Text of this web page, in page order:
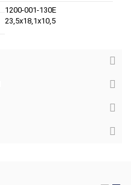
1200-001-130E
23,5x18,1x10,5